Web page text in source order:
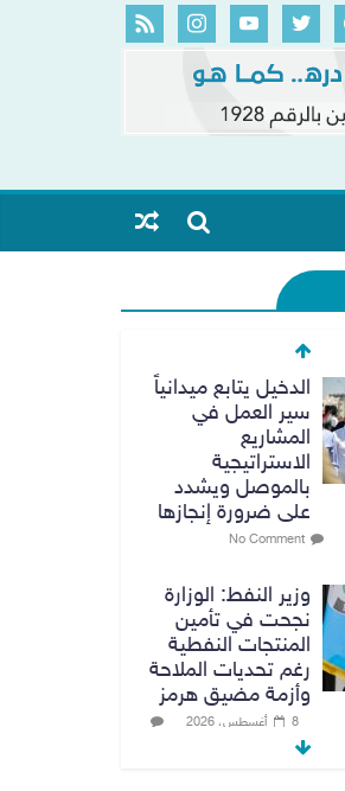
الدخيل يتابع ميدانياً
سير العمل في
المشاريع
الاستراتيجية
بالموصل ويشدد
على ضرورة إنجازها
No Comment
وزير النفط: الوزارة
نجحت في تأمين
المنتجات النفطية
رغم تحديات الملاحة
وأزمة مضيق هرمز
8 أغسطس، 2026